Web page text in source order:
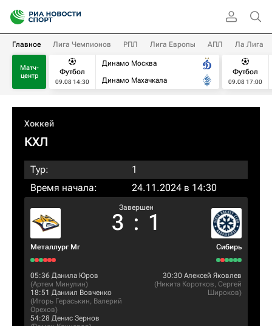
Главное Лига Чемпионов РПЛ Лига Европы АПЛ Ла Лига
Матч-
центр
Футбол
09.08 14:30
Динамо Москва
Динамо Махачкала
Футбол
09.08 17:00
Хоккей
КХЛ
Тур:
1
Время начала:
24.11.2024 в 14:30
Металлург Мг
Завершен
3 : 1
Сибирь
05:36 Данила Юров
(Артем Минулин)
18:51 Даниил Вовченко
(Игорь Гераськин, Валерий
Орехов)
54:28 Денис Зернов
30:30 Алексей Яковлев
(Никита Коротков, Сергей
Широков)